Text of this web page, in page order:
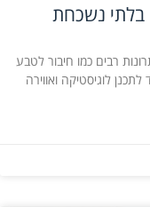
בלתי נשכחת
רבים כמו חיבור לטבע
לוגיסטיקה ואווירה